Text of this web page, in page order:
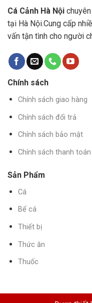
Cá Cảnh Hà Nội
tại Hà Nội.Cung cấp
vấn tận tình cho người
Chính sách
Chính sách giao hàng
Chính sách đổi trả
Chính sách bảo mật
Chính sách thanh toán
Sản Phẩm
Cá
Bể cá
Thiết bị
Thức ăn
Thuốc